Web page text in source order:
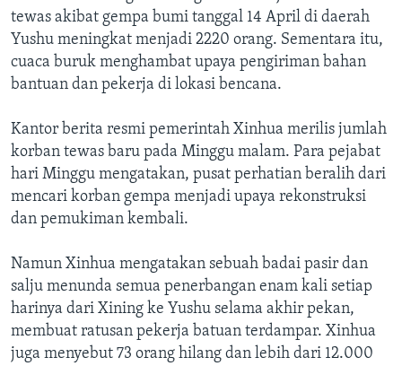
Bahasa-bahasa
tewas akibat gempa bumi tanggal 14 April di daerah
Yushu meningkat menjadi 2220 orang. Sementara itu,
cuaca buruk menghambat upaya pengiriman bahan
bantuan dan pekerja di lokasi bencana.
Kantor berita resmi pemerintah Xinhua merilis jumlah
korban tewas baru pada Minggu malam. Para pejabat
hari Minggu mengatakan, pusat perhatian beralih dari
mencari korban gempa menjadi upaya rekonstruksi
dan pemukiman kembali.
Namun Xinhua mengatakan sebuah badai pasir dan
salju menunda semua penerbangan enam kali setiap
harinya dari Xining ke Yushu selama akhir pekan,
membuat ratusan pekerja batuan terdampar. Xinhua
juga menyebut 73 orang hilang dan lebih dari 12.000